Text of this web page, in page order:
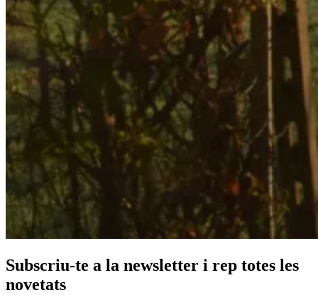
Subscriu-te a la newsletter i rep totes les
novetats